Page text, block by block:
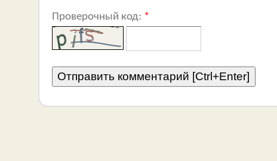
Проверочный код: *